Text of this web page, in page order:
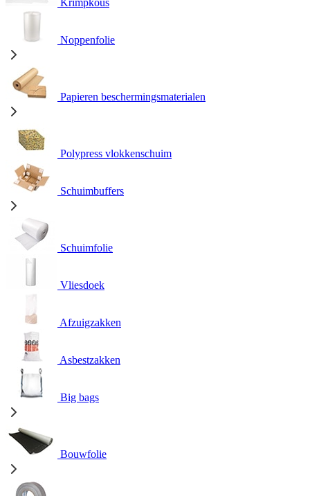
Krimpkous
Noppenfolie
Papieren beschermingsmaterialen
Polypress vlokkenschuim
Schuimbuffers
Schuimfolie
Vliesdoek
Afzuigzakken
Asbestzakken
Big bags
Bouwfolie